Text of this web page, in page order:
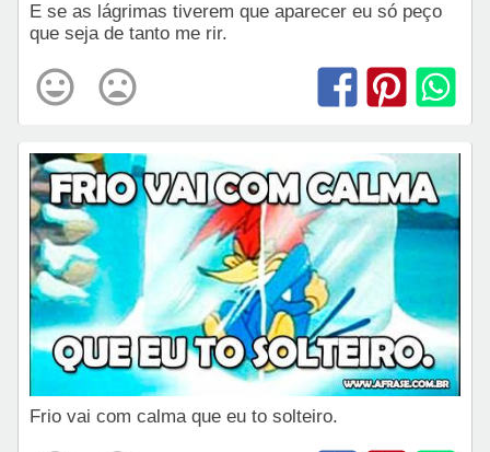
E se as lágrimas tiverem que aparecer eu só peço
que seja de tanto me rir.
Frio vai com calma que eu to solteiro.